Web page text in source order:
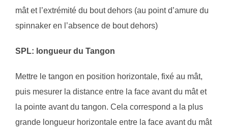
mât et l’extrémité du bout dehors (au point d’amure du
spinnaker en l’absence de bout dehors)
SPL: longueur du Tangon
Mettre le tangon en position horizontale, fixé au mât,
puis mesurer la distance entre la face avant du mât et
la pointe avant du tangon. Cela correspond a la plus
grande longueur horizontale entre la face avant du mât